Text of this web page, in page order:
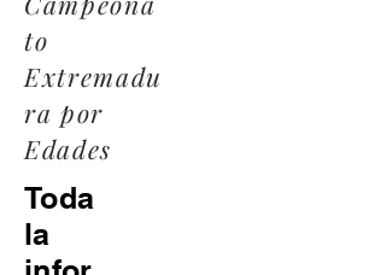
to
Extremadu
ra por
Edades
Toda
la